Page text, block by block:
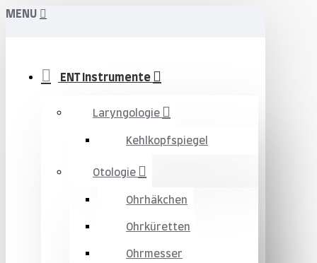
MENU
ENT Instrumente
Laryngologie
Kehlkopfspiegel
Otologie
Ohrhäkchen
Ohrküretten
Ohrmesser